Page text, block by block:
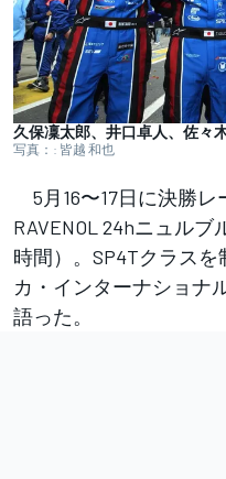
久保凜太郎、井口卓人、佐々
写真：: 皆越 和也
5月16〜17日に決勝レ
RAVENOL 24hニュル
時間）。SP4Tクラス
カ・インターナショナ
語った。